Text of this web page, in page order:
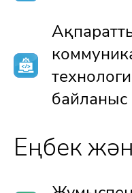
байланыс
Еңбек